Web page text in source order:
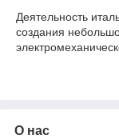
Деятельность
создания
Сейчас логотип
технологической
О нас